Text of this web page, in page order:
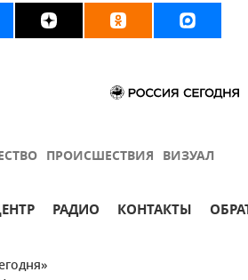
ПРОИСШЕСТВИЯ ВИЗУАЛ
РАДИО КОНТАКТЫ